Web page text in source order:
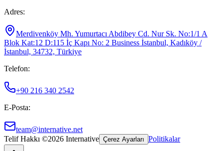
Adres:
Merdivenköy Mh. Yumurtacı Abdibey Cd. Nur Sk. No:1/1 A
Blok Kat:12 D:115 İç Kapı No: 2 Business İstanbul, Kadıköy /
İstanbul, 34732, Türkiye
Telefon:
+90 216 340 2542
E-Posta:
team@internative.net
Telif Hakkı ©2026 Internative Çerez Ayarları Politikalar